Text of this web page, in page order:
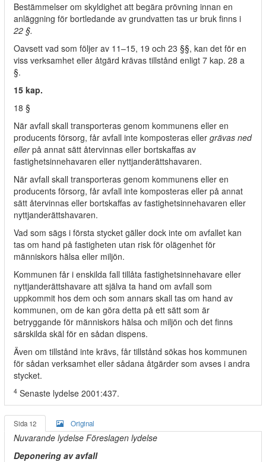
Bestämmelser om skyldighet att begära prövning innan en
anläggning för bortledande av grundvatten tas ur bruk finns i
22 §.
Oavsett vad som följer av 11–15, 19 och 23 §§, kan det för en
viss verksamhet eller åtgärd krävas tillstånd enligt 7 kap. 28 a
§.
15 kap.
18 §
När avfall skall transporteras genom kommunens eller en
producents försorg, får avfall inte komposteras eller grävas ned
ellerpå annat sätt återvinnas eller bortskaffas av
fastighetsinnehavaren eller nyttjanderättshavaren.
När avfall skall transporteras genom kommunens eller en
producents försorg, får avfall inte komposteras eller på annat
sätt återvinnas eller bortskaffas av fastighetsinnehavaren eller
nyttjanderättshavaren.
Vad som sägs i första stycket gäller dock inte om avfallet kan
tas om hand på fastigheten utan risk för olägenhet för
människors hälsa eller miljön.
Kommunen får i enskilda fall tillåta fastighetsinnehavare eller
nyttjanderättshavare att själva ta hand om avfall som
uppkommit hos dem och som annars skall tas om hand av
kommunen, om de kan göra detta på ett sätt som är
betryggande för människors hälsa och miljön och det finns
särskilda skäl för en sådan dispens.
Även om tillstånd inte krävs, får tillstånd sökas hos kommunen
för sådan verksamhet eller sådana åtgärder som avses i andra
stycket.
4 Senaste lydelse 2001:437.
Sida 12 Original
Nuvarande lydelse Föreslagen lydelse
Deponering av avfall